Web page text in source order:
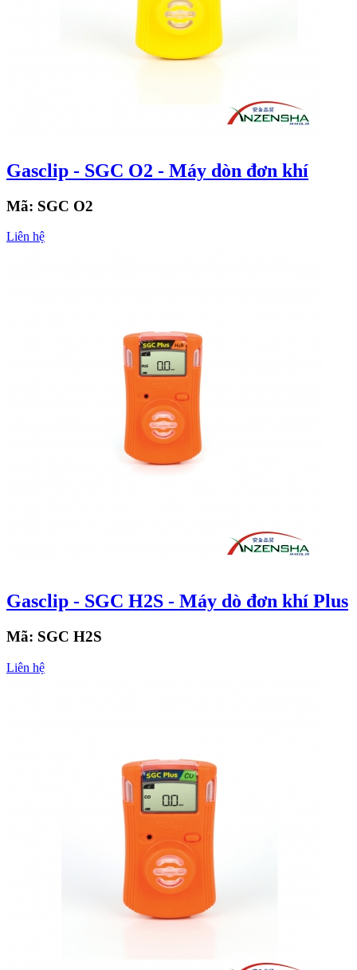
Gasclip - SGC O2 - Máy dòn đơn khí
Mã: SGC O2
Liên hệ
Gasclip - SGC H2S - Máy dò đơn khí Plus
Mã: SGC H2S
Liên hệ